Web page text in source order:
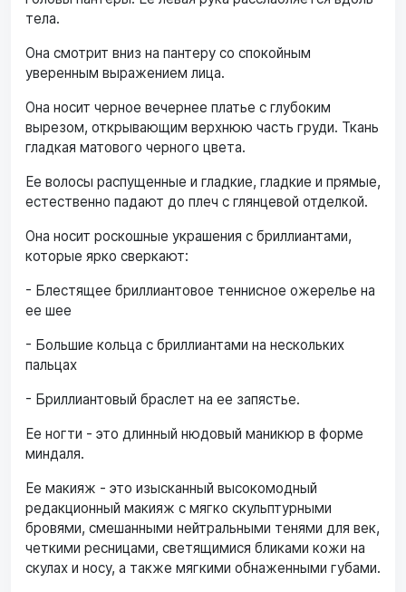
тела.
Она смотрит вниз на пантеру со спокойным
уверенным выражением лица.
Она носит черное вечернее платье с глубоким
вырезом, открывающим верхнюю часть груди. Ткань
гладкая матового черного цвета.
Ее волосы распущенные и гладкие, гладкие и прямые,
естественно падают до плеч с глянцевой отделкой.
Она носит роскошные украшения с бриллиантами,
которые ярко сверкают:
- Блестящее бриллиантовое теннисное ожерелье на
ее шее
- Большие кольца с бриллиантами на нескольких
пальцах
- Бриллиантовый браслет на ее запястье.
Ее ногти - это длинный нюдовый маникюр в форме
миндаля.
Ее макияж - это изысканный высокомодный
редакционный макияж с мягко скульптурными
бровями, смешанными нейтральными тенями для век,
четкими ресницами, светящимися бликами кожи на
скулах и носу, а также мягкими обнаженными губами.